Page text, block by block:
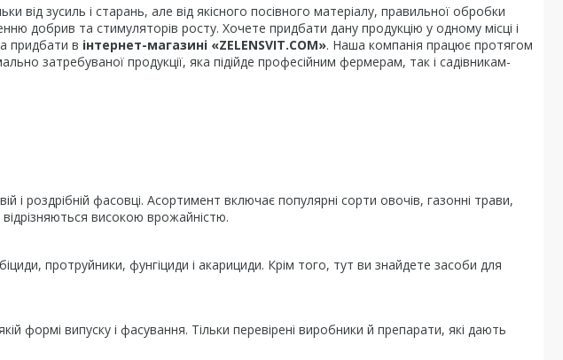
від зусиль і старань, але від якісного посівного матеріалу, правильної обробки
добрив та стимуляторів росту. Хочете придбати дану продукцію у одному місці і
придбати в інтернет-магазині «ZELENSVIT.COM». Наша компанія працює протягом
затребуваної продукції, яка підійде професійним фермерам, так і садівникам-
і роздрібній фасовці. Асортимент включає популярні сорти овочів, газонні трави,
відрізняються високою врожайністю.
протруйники, фунгіциди і акарициди. Крім того, тут ви знайдете засоби для
формі випуску і фасування. Тільки перевірені виробники й препарати, які дають